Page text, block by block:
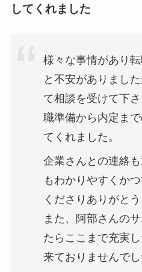
してくれました
様々な事情があり
と不安がありまし
て相談を受けて下
職準備から内定ま
てくれました。
企業さんとの連絡
もわかりやすくか
くださりありがとう
また、阿部さんの
たらここまで充実
来ておりませんでし